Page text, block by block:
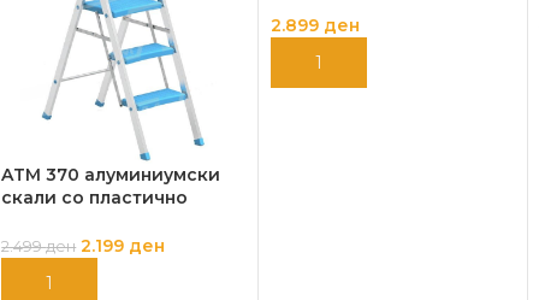
ATM 370 алуминиумски
скали со пластично
2.499ден 2.199 ден
ДОДАЈ ВО КОШНИЦА
2.899 ден
ДОДАЈ ВО КОШНИЦА